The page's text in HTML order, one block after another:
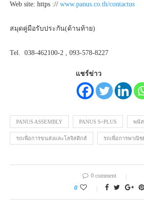
Web site: https :// www.panus.co.th/contactus
สมุดคู่มือรับประกัน(ด้านท้าย)
Tel. 038-462100-2 , 093-578-8227
แชร์ข่าว
PANUS ASSEMBLY PANUS S+PLUS พนั
รถเพื่อการขนส่งและโลจิสติกส์ รถเพื่อการพาณิช
0 comment
0